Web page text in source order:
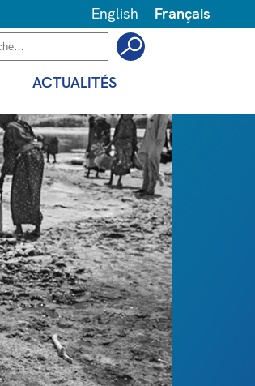
ACTUALITÉS
English Français